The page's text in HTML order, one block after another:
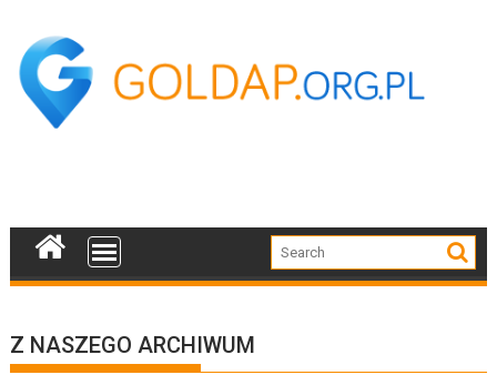
content
Z NASZEGO ARCHIWUM